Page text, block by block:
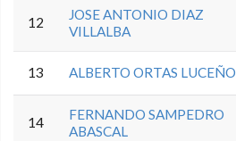
12
JOSE ANTONIO DIAZ
VILLALBA
13 ALBERTO ORTAS LUCEÑO
14
FERNANDO SAMPEDRO
ABASCAL